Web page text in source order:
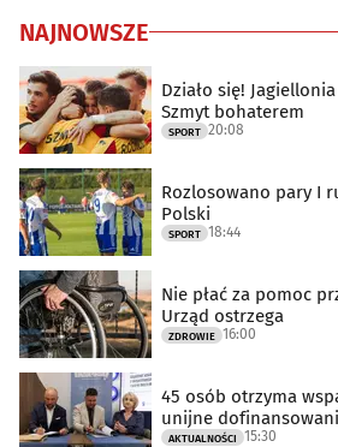
NAJNOWSZE
Działo się!
Szmyt bohaterem
SPORT 20:08
Rozlosowano pary I
Polski
SPORT 18:44
Nie płać za pomoc
Urząd ostrzega
ZDROWIE 16:00
45 osób otrzyma
unijne
AKTUALNOŚCI 15:30